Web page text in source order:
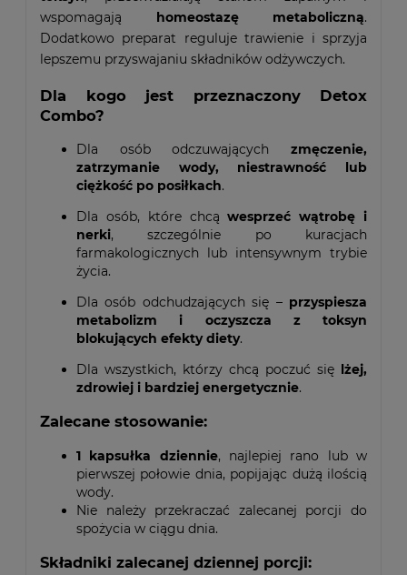
wspomagają homeostazę metaboliczną.
Dodatkowo preparat reguluje trawienie i sprzyja
lepszemu przyswajaniu składników odżywczych.
Dla kogo jest przeznaczony Detox
Combo?
Dla osób odczuwających zmęczenie,
zatrzymanie wody, niestrawność lub
ciężkość po posiłkach.
Dla osób, które chcąwesprzeć wątrobę i
nerki, szczególnie po kuracjach
farmakologicznych lub intensywnym trybie
życia.
Dla osób odchudzających się – przyspiesza
metabolizm i oczyszcza z toksyn
blokujących efekty diety.
Dla wszystkich, którzy chcą poczuć się lżej,
zdrowiej i bardziej energetycznie.
Zalecane stosowanie:
1 kapsułka dziennie, najlepiej rano lub w
pierwszej połowie dnia, popijając dużą ilością
wody.
Nie należy przekraczać zalecanej porcji do
spożycia w ciągu dnia.
Składniki zalecanej dziennej porcji: